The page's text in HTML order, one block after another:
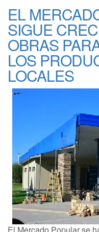
EL
SIGUE
OBRAS
LOS
LOCALES